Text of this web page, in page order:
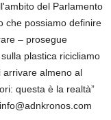
del Parlamento
che possiamo definire
– prosegue
plastica ricicliamo
arrivare almeno al
questa è la realtà”